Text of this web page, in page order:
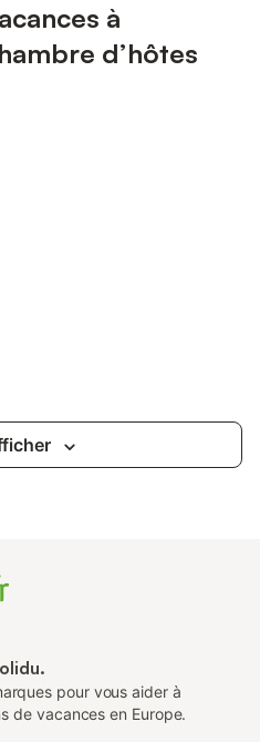
à
d’hôtes
pour vous aider à
de vacances en Europe.